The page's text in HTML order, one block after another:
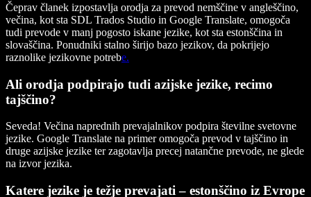
Čeprav članek izpostavlja orodja za prevod nemščine v angleščino,
večina, kot sta SDL Trados Studio in Google Translate, omogoča
tudi prevode v manj pogosto iskane jezike, kot sta estonščina in
slovaščina. Ponudniki stalno širijo bazo jezikov, da pokrijejo
raznolike jezikovne potrebe.
Ali orodja podpirajo tudi azijske jezike, recimo
tajščino?
Seveda! Večina naprednih prevajalnikov podpira številne svetovne
jezike. Google Translate na primer omogoča prevod v tajščino in
druge azijske jezike ter zagotavlja precej natančne prevode, ne glede
na izvor jezika.
Katere jezike je težje prevajati – estonščino iz Evrope